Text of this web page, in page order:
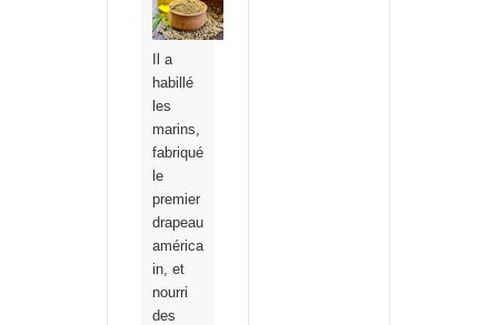
Il a
habillé
les
marins,
fabriqué
le
premier
drapeau
américa
in, et
nourri
des